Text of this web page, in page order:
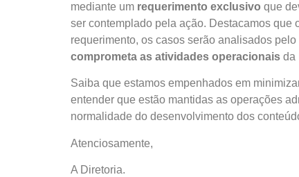
mediante um requerimento exclusivo que
ser contemplado pela ação. Destacamos que
requerimento, os casos serão analisados
comprometa as atividades operacionais da
Saiba que estamos empenhados em
entender que estão mantidas as operações
normalidade do desenvolvimento dos
Atenciosamente,
A Diretoria.